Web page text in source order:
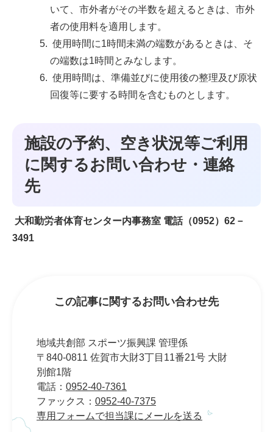
いて、市外者がその半数を超えるときは、市外
者の使用料を適用します。
使用時間に1時間未満の端数があるときは、そ
の端数は1時間とみなします。
使用時間は、準備並びに使用後の整理及び原状
回復等に要する時間を含むものとします。
施設の予約、空き状況等ご利用
に関するお問い合わせ・連絡
先
大和勤労者体育センター内事務室 電話（0952）62－
3491
この記事に関するお問い合わせ先
地域共創部 スポーツ振興課 管理係
〒840-0811 佐賀市大財3丁目11番21号 大財
別館1階
電話： 0952-40-7361
ファックス： 0952-40-7375
専用フォームで担当課にメールを送る